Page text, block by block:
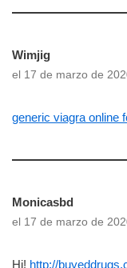
Wimjig
el 17 de marzo de
generic viagra online
Monicasbd
el 17 de marzo de
Hi! http://